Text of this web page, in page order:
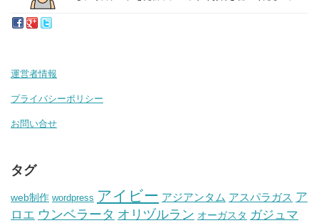
運営者情報
プライバシーポリシー
お問い合せ
タグ
web制作 wordpress アイビー アジアンタム アスパラガス ア
ロエ ウンベラータ オリヅルラン オーガスタ ガジュマ